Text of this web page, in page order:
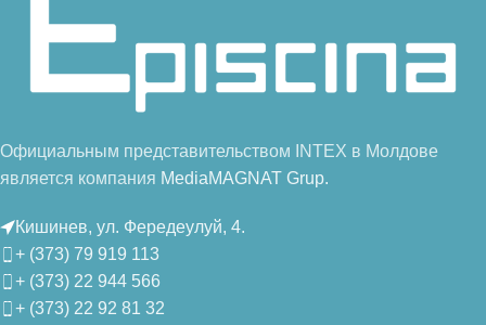
Официальным представительством INTEX в Молдове
является компания MediaMAGNAT Grup.
Кишинев, ул. Фередеулуй, 4.
+ (373) 79 919 113
+ (373) 22 944 566
+ (373) 22 92 81 32